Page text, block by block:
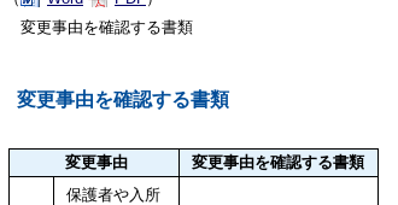
変更事由を確認する書類
変更事由を確認する書類
変更事由 変更事由を確認する書類
保護者や入所